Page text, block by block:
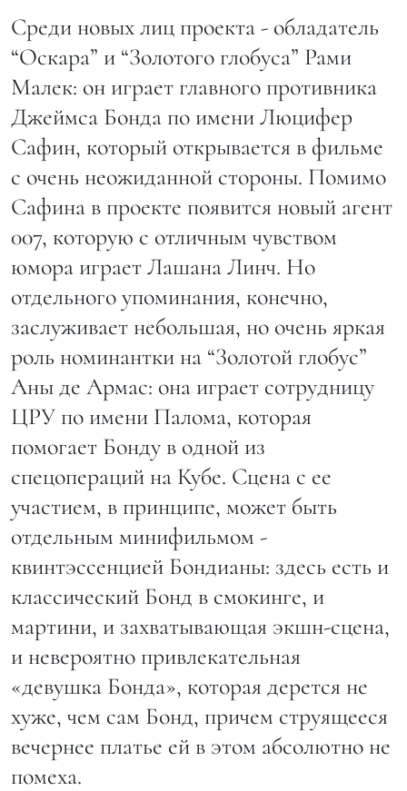
Среди новых лиц проекта - обладатель
“Оскара” и “Золотого глобуса” Рами
Малек: он играет главного противника
Джеймса Бонда по имени Люцифер
Сафин, который открывается в фильме
с очень неожиданной стороны. Помимо
Сафина в проекте появится новый агент
007, которую с отличным чувством
юмора играет Лашана Линч. Но
отдельного упоминания, конечно,
заслуживает небольшая, но очень яркая
роль номинантки на “Золотой глобус”
Аны де Армас: она играет сотрудницу
ЦРУ по имени Палома, которая
помогает Бонду в одной из
спецопераций на Кубе. Сцена с ее
участием, в принципе, может быть
отдельным минифильмом -
квинтэссенцией Бондианы: здесь есть и
классический Бонд в смокинге, и
мартини, и захватывающая экшн-сцена,
и невероятно привлекательная
«девушка Бонда», которая дерется не
хуже, чем сам Бонд, причем струящееся
вечернее платье ей в этом абсолютно не
помеха.